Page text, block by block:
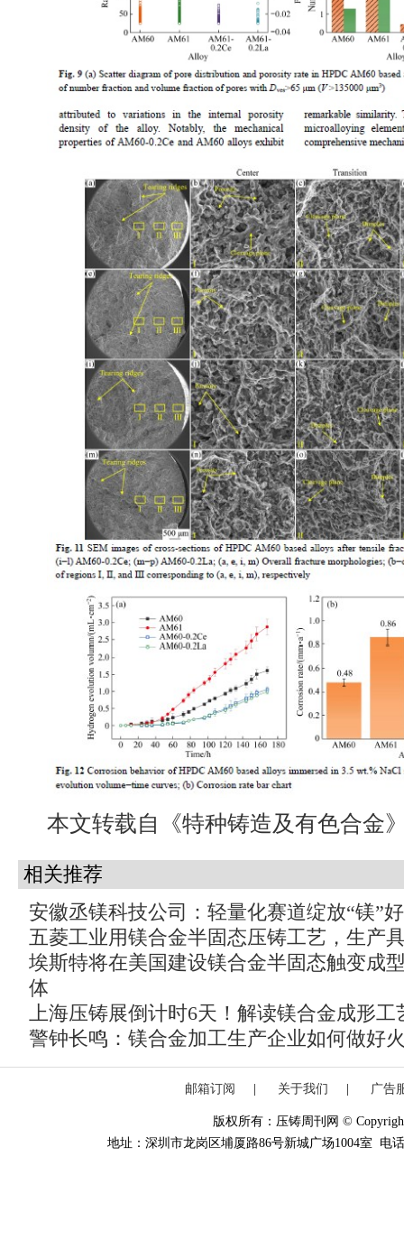
本文转载自《特种铸造及有色合金
相关推荐
安徽丞镁科技公司：轻量化赛道绽放“镁”
五菱工业用镁合金半固态压铸工艺，生产
埃斯特将在美国建设镁合金半固态触变成
体
上海压铸展倒计时6天！解读镁合金成形工
警钟长鸣：镁合金加工生产企业如何做好
邮箱订阅 关于我们 广告
版权所有：压铸周刊网 ©
地址：深圳市龙岗区埔厦路86号新城广场1004室 电